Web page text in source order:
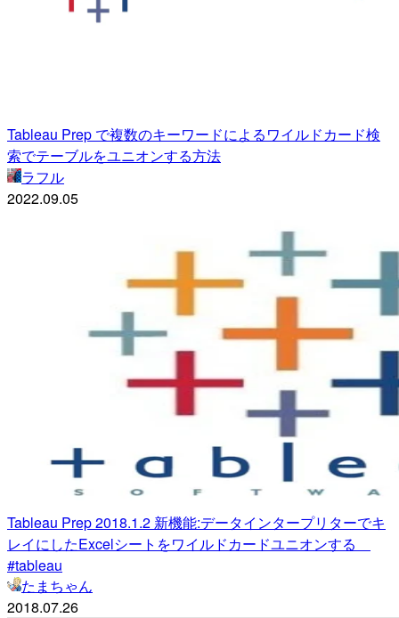
Tableau Prep で複数のキーワードによるワイルドカード検
索でテーブルをユニオンする方法
ラフル
2022.09.05
Tableau Prep 2018.1.2 新機能:データインタープリターでキ
レイにしたExcelシートをワイルドカードユニオンする
#tableau
たまちゃん
2018.07.26